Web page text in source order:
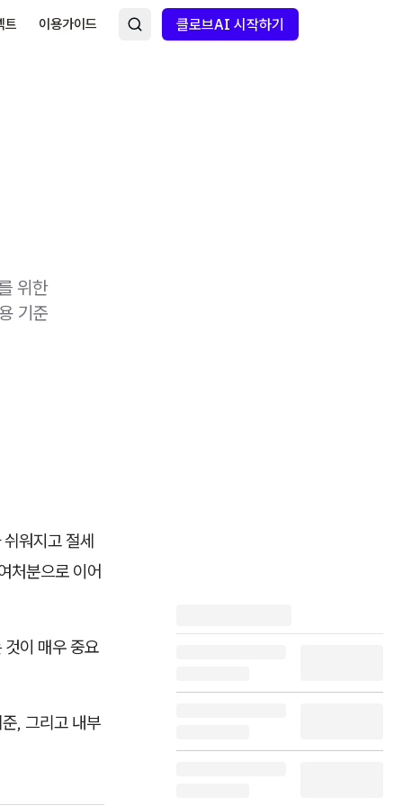
트 이용가이드 클로브AI 시작하기
위한
기준
워지고 절세
처분으로 이어
이 매우 중요
, 그리고 내부